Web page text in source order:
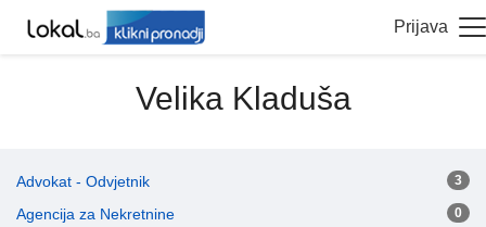
Prijava
Velika Kladuša
Advokat - Odvjetnik 3
Agencija za Nekretnine 0